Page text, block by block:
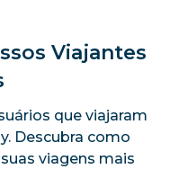
Viajantes
que viajaram
Descubra como
viagens mais